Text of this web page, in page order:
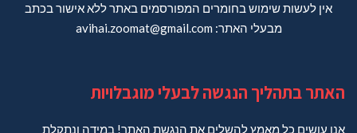
אין לעשות שימוש בחומרים המפורסמים באתר ללא אישור בכתב
מבעלי האתר: avihai.zoomat@gmail.com
האתר בתהליך הנגשה לבעלי מוגבלויות
אנו עושים כל מאמץ להשלים את הנגשת האתר! במידה ונתקלת